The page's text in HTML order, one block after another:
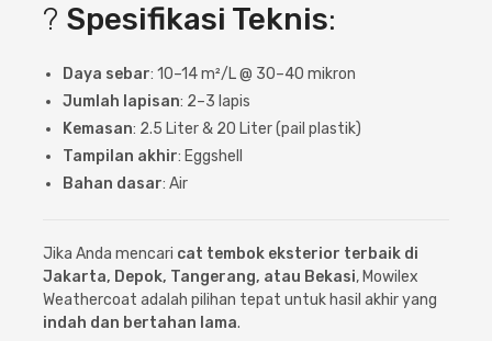
? Spesifikasi Teknis:
Daya sebar: 10–14 m²/L @ 30–40 mikron
Jumlah lapisan: 2–3 lapis
Kemasan: 2.5 Liter & 20 Liter (pail plastik)
Tampilan akhir: Eggshell
Bahan dasar: Air
Jika Anda mencari cat tembok eksterior terbaik di
Jakarta, Depok, Tangerang, atau Bekasi, Mowilex
Weathercoat adalah pilihan tepat untuk hasil akhir yang
indah dan bertahan lama.